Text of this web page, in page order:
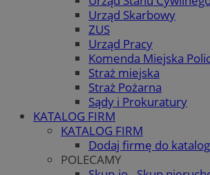
Urząd Skarbowy
ZUS
Urząd Pracy
Komenda Miejska
Straż miejska
Straż Pożarna
Sądy i Prokuratury
KATALOG FIRM
KATALOG FIRM
Dodaj firmę do
POLECAMY